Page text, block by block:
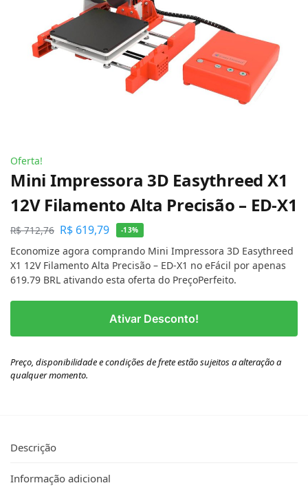
Oferta!
Mini Impressora 3D Easythreed X1
12V Filamento Alta Precisão – ED-X1
R$712,76 R$ 619,79 -13%
Economize agora comprando Mini Impressora 3D Easythreed
X1 12V Filamento Alta Precisão – ED-X1 no eFácil por apenas
619.79 BRL ativando esta oferta do PreçoPerfeito.
Ativar Desconto!
Preço, disponibilidade e condições de frete estão sujeitos a alteração a
qualquer momento.
Descrição
Informação adicional